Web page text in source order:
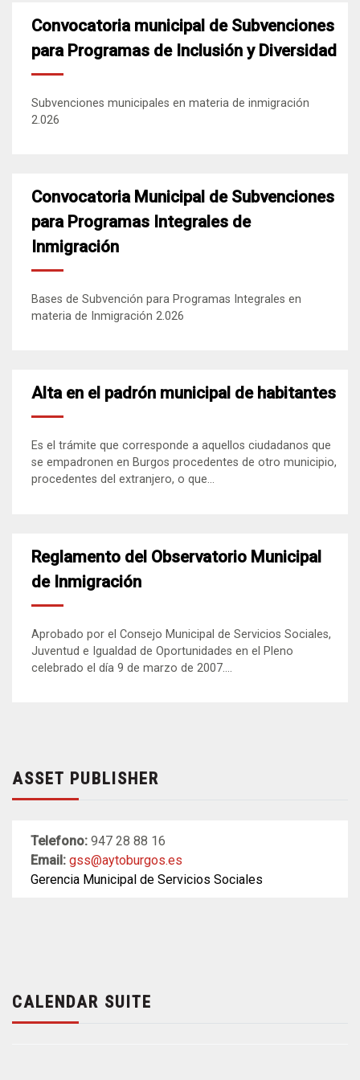
Convocatoria municipal de Subvenciones
para Programas de Inclusión y Diversidad
Subvenciones municipales en materia de inmigración
2.026
Convocatoria Municipal de Subvenciones
para Programas Integrales de
Inmigración
Bases de Subvención para Programas Integrales en
materia de Inmigración 2.026
Alta en el padrón municipal de habitantes
Es el trámite que corresponde a aquellos ciudadanos que
se empadronen en Burgos procedentes de otro municipio,
procedentes del extranjero, o que...
Reglamento del Observatorio Municipal
de Inmigración
Aprobado por el Consejo Municipal de Servicios Sociales,
Juventud e Igualdad de Oportunidades en el Pleno
celebrado el día 9 de marzo de 2007....
ASSET PUBLISHER
Telefono: 947 28 88 16
Email: gss@aytoburgos.es
Gerencia Municipal de Servicios Sociales
CALENDAR SUITE